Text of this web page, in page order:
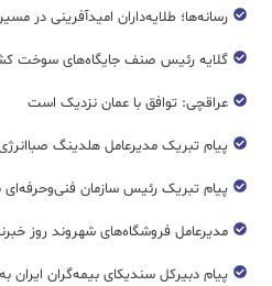
رسانه‌ها؛ طلایه‌داران امیدآفرینی در
گلایه رئیس صنف جایگاه‌های سوخت کشور از تاخیر ۵
عراقچی: توافق با عمان نزدیک است
پیام تبریک مدیرعامل هلدینگ
پیام تبریک رئیس سازمان فنی‌و‌حرفه‌ای
مدیرعامل فروشگاه‌های شهروند روز
پیام دبیرکل سندیکای بیمه‌گران ایران